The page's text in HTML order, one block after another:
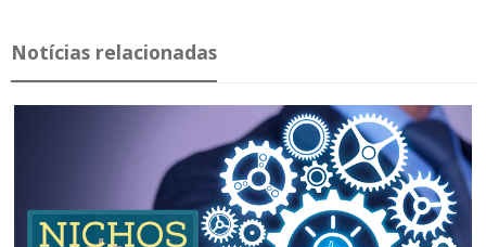
Notícias relacionadas